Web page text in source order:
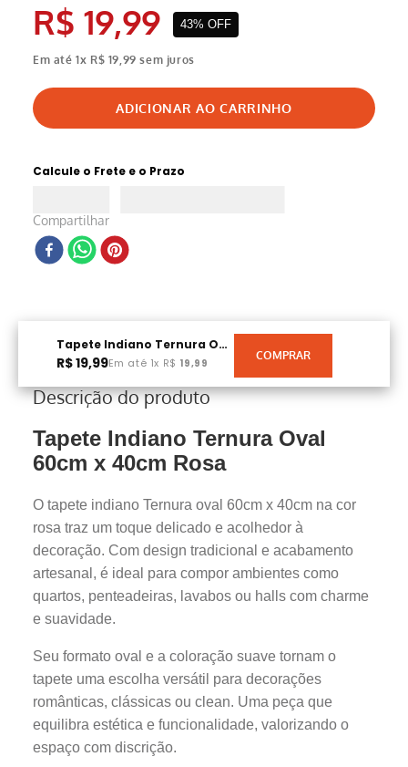
R$ 19,99 43% OFF
Em até1x R$ 19,99 sem juros
Calcule o Frete e o Prazo
Compartilhar
Tapete Indiano Ternura Oval 60cm X 40cm Rosa
R$19,99Em até 1x R$ 19,99
Descrição do produto
Tapete Indiano Ternura Oval
60cm x 40cm Rosa
O tapete indiano Ternura oval 60cm x 40cm na cor
rosa traz um toque delicado e acolhedor à
decoração. Com design tradicional e acabamento
artesanal, é ideal para compor ambientes como
quartos, penteadeiras, lavabos ou halls com charme
e suavidade.
Seu formato oval e a coloração suave tornam o
tapete uma escolha versátil para decorações
românticas, clássicas ou clean. Uma peça que
equilibra estética e funcionalidade, valorizando o
espaço com discrição.